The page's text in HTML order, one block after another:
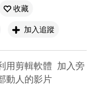
收藏
加入追蹤
用剪輯軟體  加入旁
動人的影片